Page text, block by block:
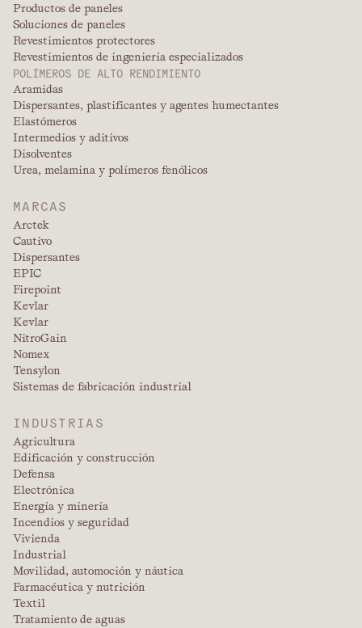
Productos de paneles
Soluciones de paneles
Revestimientos protectores
Revestimientos de ingeniería especializados
POLÍMEROS DE ALTO RENDIMIENTO
Aramidas
Dispersantes, plastificantes y agentes humectantes
Elastómeros
Intermedios y aditivos
Disolventes
Urea, melamina y polímeros fenólicos
MARCAS
Arctek
Cautivo
Dispersantes
EPIC
Firepoint
Kevlar
Kevlar
NitroGain
Nomex
Tensylon
Sistemas de fabricación industrial
INDUSTRIAS
Agricultura
Edificación y construcción
Defensa
Electrónica
Energía y minería
Incendios y seguridad
Vivienda
Industrial
Movilidad, automoción y náutica
Farmacéutica y nutrición
Textil
Tratamiento de aguas